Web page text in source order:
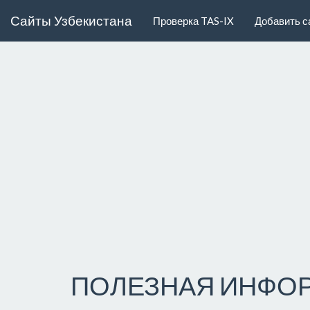
Сайты Узбекистана Проверка TAS-IX Добавить
ПОЛЕЗНАЯ